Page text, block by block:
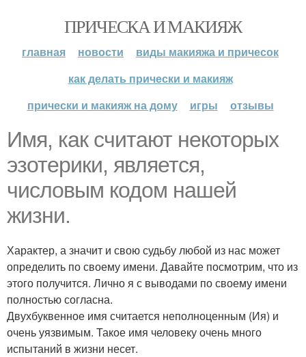
ПРИЧЕСКА И МАКИЯЖ
главная новости
виды макияжа и причесок
как делать прически и макияж
прически и макияж на дому
игры отзывы
Имя, как считают некоторых
эзотерики, является,
числовым кодом нашей
жизни.
Характер, а значит и свою судьбу любой из нас может
определить по своему имени. Давайте посмотрим, что из
этого получится. Лично я с выводами по своему имени
полностью согласна.
Двухбуквенное имя считается неполноценным (Ия) и
очень уязвимым. Такое имя человеку очень много
испытаний в жизни несет.